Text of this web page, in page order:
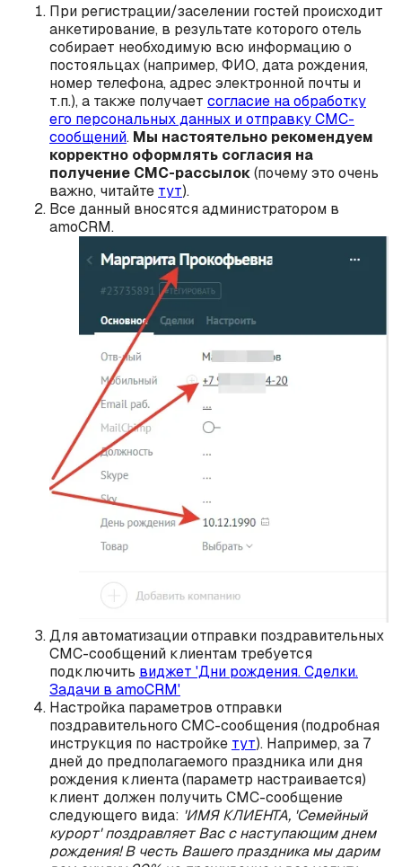
При регистрации/заселении гостей происходит
анкетирование, в результате которого отель
собирает необходимую всю информацию о
постояльцах (например, ФИО, дата рождения,
номер телефона, адрес электронной почты и
т.п.), а также получает согласие на обработку
его персональных данных и отправку СМС-
сообщений. Мы настоятельно рекомендуем
корректно оформлять согласия на
получение СМС-рассылок(почему это очень
важно, читайте тут).
Все данный вносятся администратором в
amoCRM.
Для автоматизации отправки поздравительных
СМС-сообщений клиентам требуется
подключить виджет 'Дни рождения. Сделки.
Задачи в amoCRM'
Настройка параметров отправки
поздравительного СМС-сообщения (подробная
инструкция по настройке тут). Например, за 7
дней до предполагаемого праздника или дня
рождения клиента (параметр настраивается)
клиент должен получить СМС-сообщение
следующего вида: 'ИМЯ КЛИЕНТА, 'Семейный
курорт' поздравляет Вас с наступающим днем
рождения! В честь Вашего праздника мы дарим